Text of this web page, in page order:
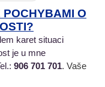
O
karet situaci
je u mne
906 701 701. Vaše